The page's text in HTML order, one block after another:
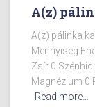
A(z)
A(z) pálinka
Mennyiség
Zsír 0
Magnézium 0
Read more…